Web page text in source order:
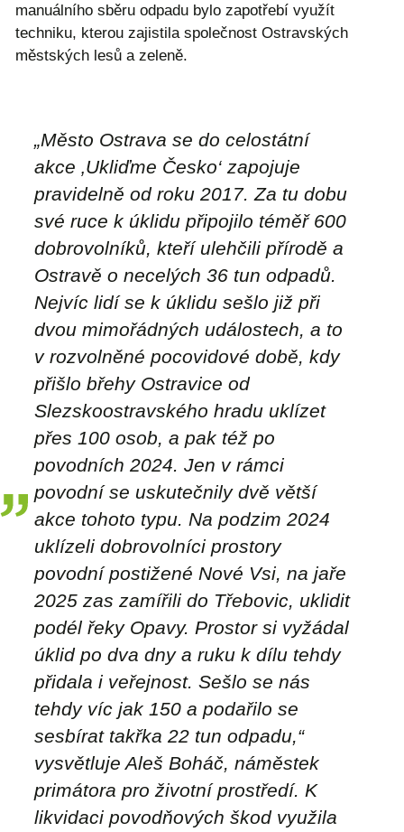
manuálního sběru odpadu bylo zapotřebí využít
techniku, kterou zajistila společnost Ostravských
městských lesů a zeleně.
„Město Ostrava se do celostátní
akce ‚Ukliďme Česko‘ zapojuje
pravidelně od roku 2017. Za tu dobu
své ruce k úklidu připojilo téměř 600
dobrovolníků, kteří ulehčili přírodě a
Ostravě o necelých 36 tun odpadů.
Nejvíc lidí se k úklidu sešlo již při
dvou mimořádných událostech, a to
v rozvolněné pocovidové době, kdy
přišlo břehy Ostravice od
Slezskoostravského hradu uklízet
přes 100 osob, a pak též po
povodních 2024. Jen v rámci
povodní se uskutečnily dvě větší
akce tohoto typu. Na podzim 2024
uklízeli dobrovolníci prostory
povodní postižené Nové Vsi, na jaře
2025 zas zamířili do Třebovic, uklidit
podél řeky Opavy. Prostor si vyžádal
úklid po dva dny a ruku k dílu tehdy
přidala i veřejnost. Sešlo se nás
tehdy víc jak 150 a podařilo se
sesbírat takřka 22 tun odpadu,“
vysvětluje Aleš Boháč, náměstek
primátora pro životní prostředí. K
likvidaci povodňových škod využila